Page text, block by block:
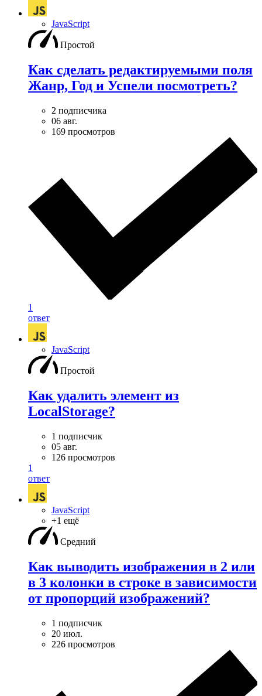
JavaScript
Простой
Как сделать редактируемыми поля
Жанр, Год и Успели посмотреть?
2 подписчика
06 авг.
169 просмотров
1
ответ
JavaScript
Простой
Как удалить элемент из
LocalStorage?
1 подписчик
05 авг.
126 просмотров
1
ответ
JavaScript
+1 ещё
Средний
Как выводить изображения в 2 или
в 3 колонки в строке в зависимости
от пропорций изображений?
1 подписчик
20 июл.
226 просмотров